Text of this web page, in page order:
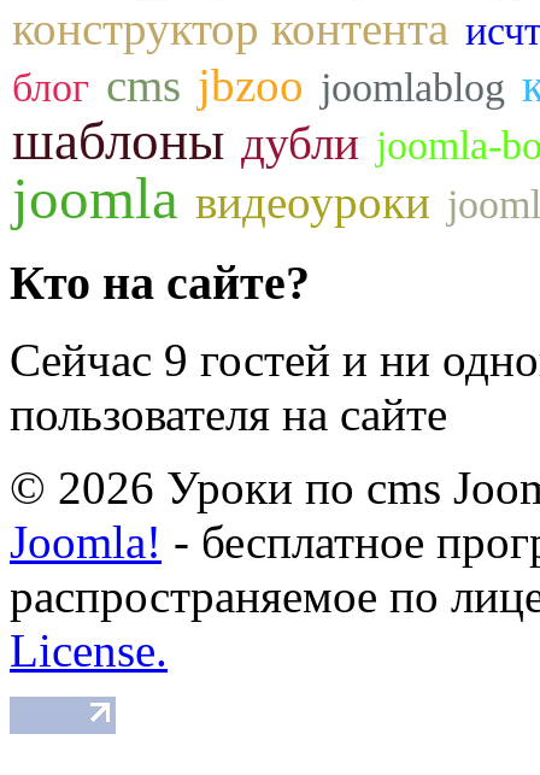
конструктор контента
блог cms jbzoo joomlablog
шаблоны дубли joomla-
joomla видеоуроки
Кто на сайте?
Сейчас 9 гостей и ни
пользователя на сайте
© 2026 Уроки по cms
Joomla! - бесплатное
распространяемое по
License.